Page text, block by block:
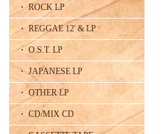
・ ROCK LP
・ REGGAE 12' & LP
・ O.S.T. LP
・ JAPANESE LP
・ OTHER LP
・ CD/MIX CD